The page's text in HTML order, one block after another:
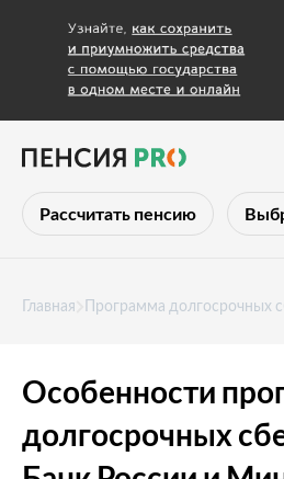
Рассчитать пенсию
Главная Программа долгосрочных
Особенности
долгосрочных